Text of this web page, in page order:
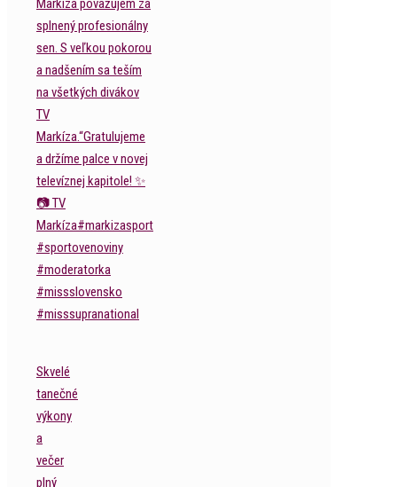
Skvelé
tanečné
výkony
a
večer
plný